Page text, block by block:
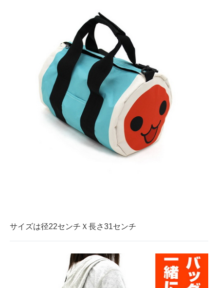
ビジネスと働き方のヒント
AI活用のいまが分かる
企業ITのトレンドを詳説
経営リーダーのコミュニティ
マーケ×ITの今がよく分かる
ITエンジニア向け専門サイト
企業向けIT製品の総合サイト
電子設計の基本と応用
エネルギーの専門メディア
サイズは径22センチＸ長さ31センチ